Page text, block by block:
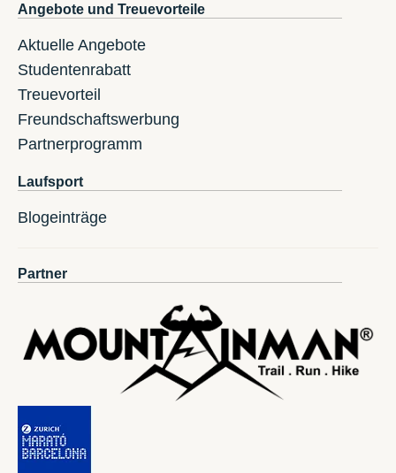
Angebote und Treuevorteile
Aktuelle Angebote
Studentenrabatt
Treuevorteil
Freundschaftswerbung
Partnerprogramm
Laufsport
Blogeinträge
Partner